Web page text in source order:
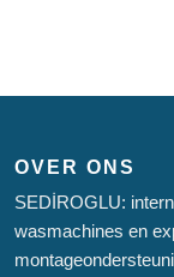
OVER ONS
SEDİROGLU:
wasmachines en